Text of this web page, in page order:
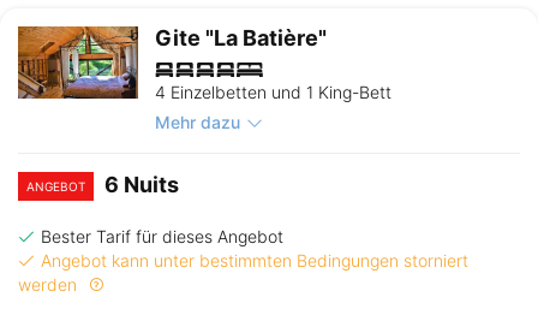
Gite "La Batière"
4 Einzelbetten und 1 King-Bett
Mehr dazu
ANGEBOT 6 Nuits
Bester Tarif für dieses Angebot
Angebot kann unter bestimmten Bedingungen storniert
werden